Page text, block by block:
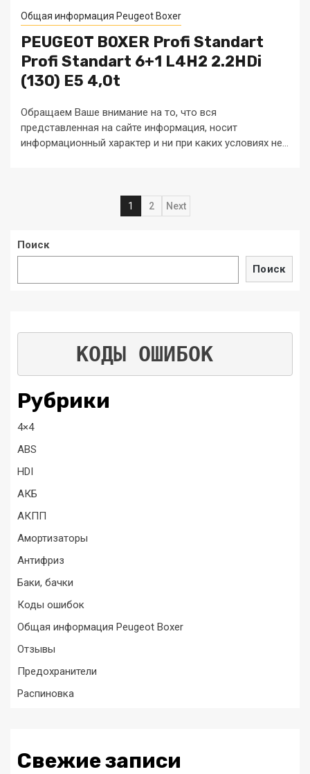
Общая информация Peugeot Boxer
PEUGEOT BOXER Profi Standart
Profi Standart 6+1 L4H2 2.2HDi
(130) E5 4,0t
Обращаем Ваше внимание на то, что вся
представленная на сайте информация, носит
информационный характер и ни при каких условиях не...
Навигация
записям
1 2 Next
Поиск
Поиск
КОДЫ ОШИБОК
Рубрики
4×4
ABS
HDI
АКБ
АКПП
Амортизаторы
Антифриз
Баки, бачки
Коды ошибок
Общая информация Peugeot Boxer
Отзывы
Предохранители
Распиновка
Свежие записи